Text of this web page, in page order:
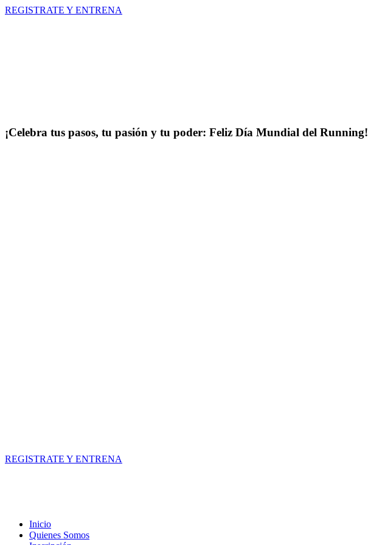
Ir
REGISTRATE Y ENTRENA
¡Celebra tus pasos, tu pasión y tu poder: Feliz Día Mundial del Running!
REGISTRATE Y ENTRENA
Inicio
Quienes Somos